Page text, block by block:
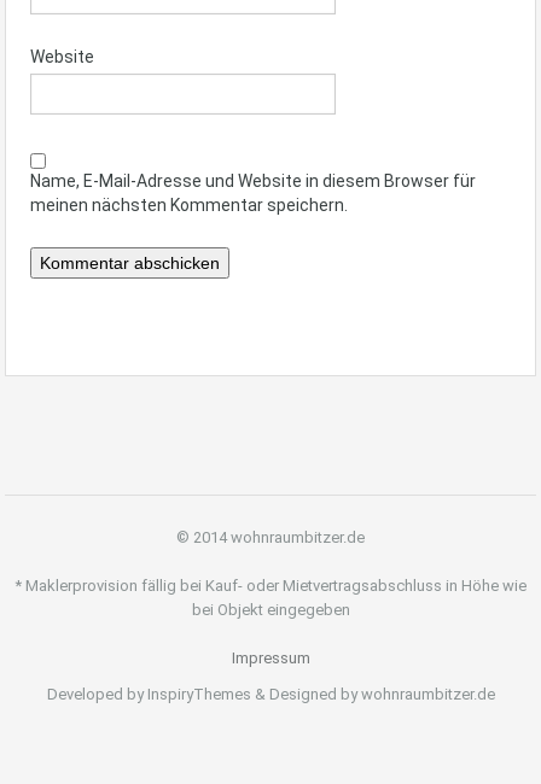
Website
Name, E-Mail-Adresse und Website in diesem Browser für
meinen nächsten Kommentar speichern.
© 2014 wohnraumbitzer.de
* Maklerprovision fällig bei Kauf- oder Mietvertragsabschluss in Höhe wie
bei Objekt eingegeben
Impressum
Developed by InspiryThemes & Designed by wohnraumbitzer.de